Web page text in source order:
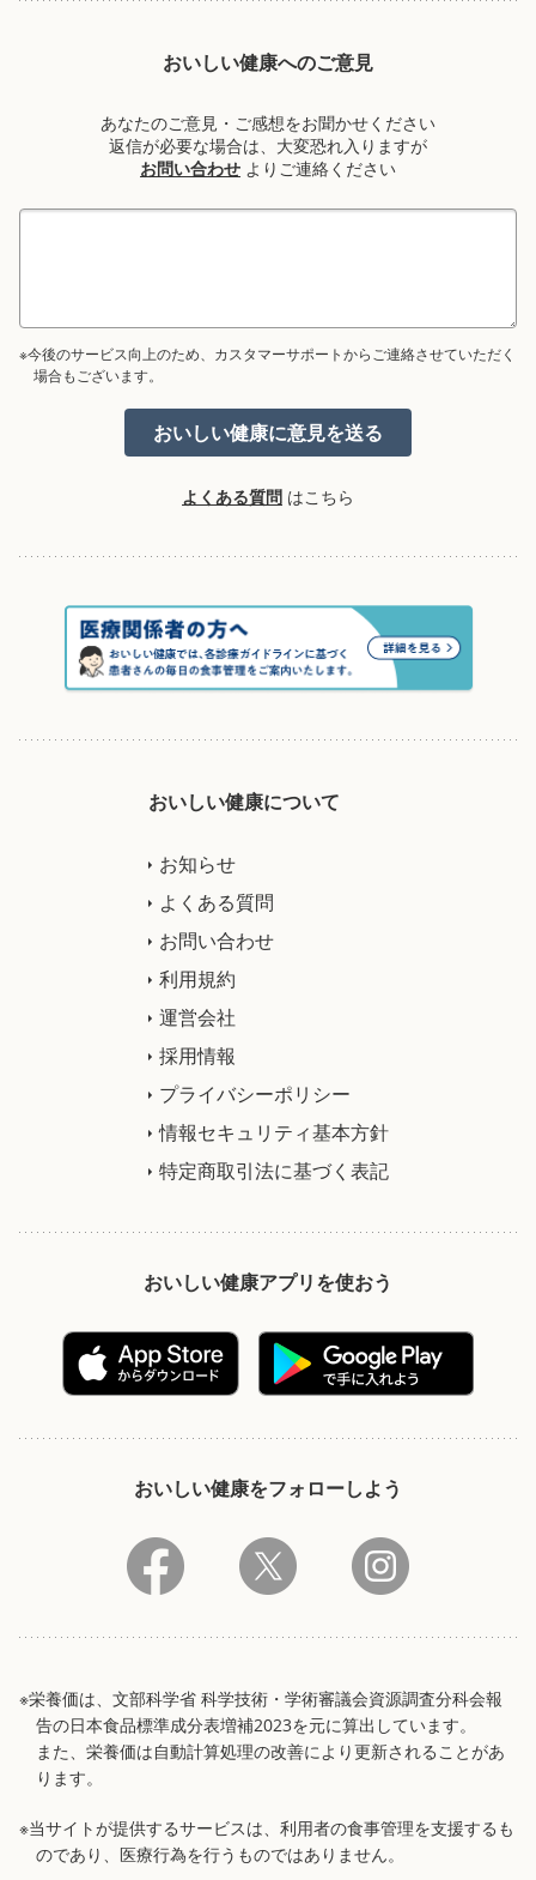
おいしい健康へのご意見
あなたのご意見・ご感想をお聞かせください
返信が必要な場合は、大変恐れ入りますが
お問い合わせ よりご連絡ください
※今後のサービス向上のため、カスタマーサポートからご連絡させていただく
場合もございます。
よくある質問 はこちら
おいしい健康について
お知らせ
よくある質問
お問い合わせ
利用規約
運営会社
採用情報
プライバシーポリシー
情報セキュリティ基本方針
特定商取引法に基づく表記
おいしい健康アプリを使おう
おいしい健康をフォローしよう
※栄養価は、文部科学省 科学技術・学術審議会資源調査分科会報
告の日本食品標準成分表増補2023を元に算出しています。
また、栄養価は自動計算処理の改善により更新されることがあ
ります。
※当サイトが提供するサービスは、利用者の食事管理を支援するも
のであり、医療行為を行うものではありません。